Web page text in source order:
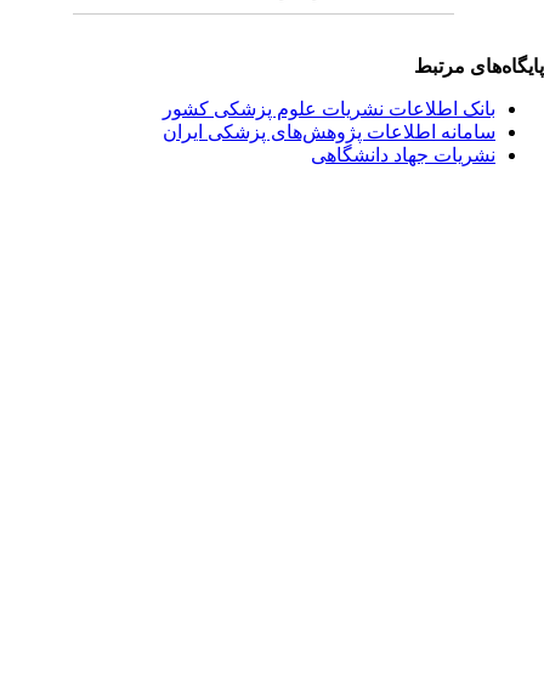
مرتبط
بانک اطلاعات نشریات علوم پزشکی کشور
سامانه اطلاعات پژوهش‌های پزشکی ایران
نشریات جهاد دانشگاهی